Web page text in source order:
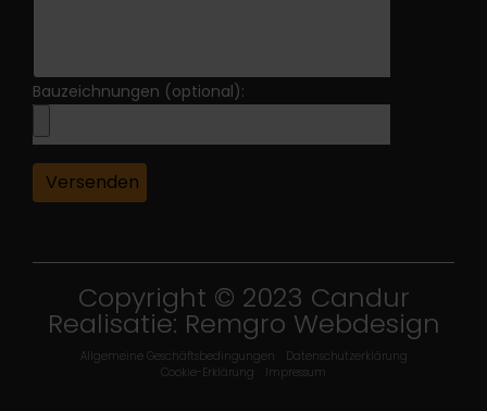
Bauzeichnungen (optional):
Copyright © 2023 Candur
Realisatie: Remgro Webdesign
Allgemeine Geschäftsbedingungen
Datenschutzerklärung
Cookie-Erklärung
Impressum